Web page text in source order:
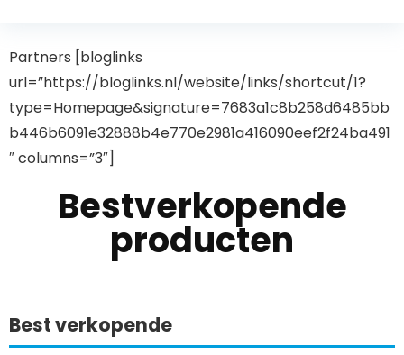
Partners [bloglinks
url=”https://bloglinks.nl/website/links/shortcut/1?
type=Homepage&signature=7683a1c8b258d6485bb
b446b6091e32888b4e770e2981a416090eef2f24ba491
″ columns=”3″]
Bestverkopende
producten
Best verkopende